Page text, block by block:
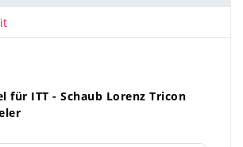
für ITT - Schaub Lorenz Tricon